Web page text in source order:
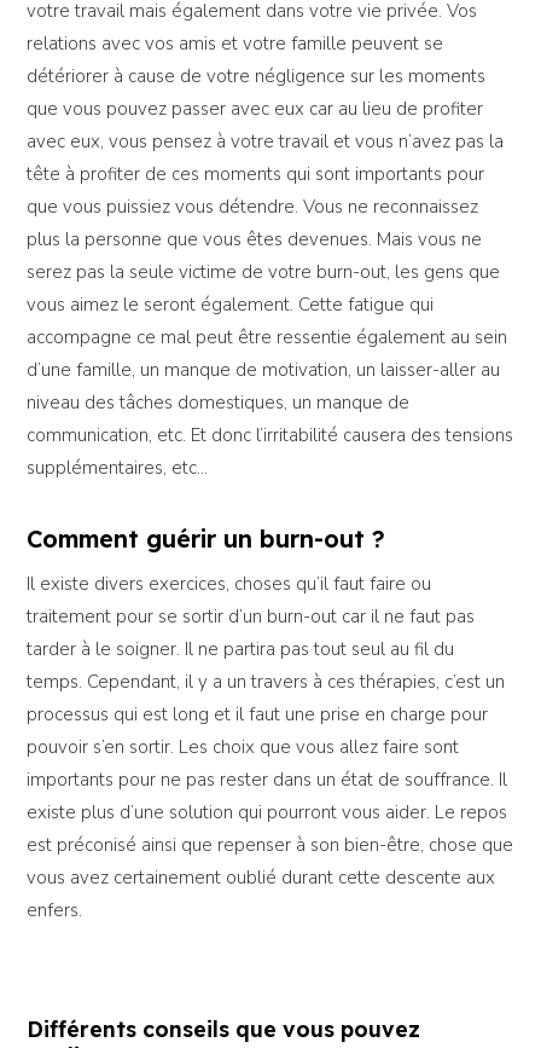
votre travail mais également dans votre vie privée. Vos
relations avec vos amis et votre famille peuvent se
détériorer à cause de votre négligence sur les moments
que vous pouvez passer avec eux car au lieu de profiter
avec eux, vous pensez à votre travail et vous n’avez pas la
tête à profiter de ces moments qui sont importants pour
que vous puissiez vous détendre. Vous ne reconnaissez
plus la personne que vous êtes devenues. Mais vous ne
serez pas la seule victime de votre burn-out, les gens que
vous aimez le seront également. Cette fatigue qui
accompagne ce mal peut être ressentie également au sein
d’une famille, un manque de motivation, un laisser-aller au
niveau des tâches domestiques, un manque de
communication, etc. Et donc l’irritabilité causera des tensions
supplémentaires, etc…
Comment guérir un burn-out ?
Il existe divers exercices, choses qu’il faut faire ou
traitement pour se sortir d’un burn-out car il ne faut pas
tarder à le soigner. Il ne partira pas tout seul au fil du
temps. Cependant, il y a un travers à ces thérapies, c’est un
processus qui est long et il faut une prise en charge pour
pouvoir s’en sortir. Les choix que vous allez faire sont
importants pour ne pas rester dans un état de souffrance. Il
existe plus d’une solution qui pourront vous aider. Le repos
est préconisé ainsi que repenser à son bien-être, chose que
vous avez certainement oublié durant cette descente aux
enfers.
Différents conseils que vous pouvez